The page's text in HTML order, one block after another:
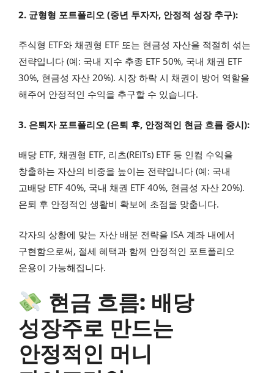
2. 균형형 포트폴리오 (중년 투자자, 안정적 성장 추구):
주식형 ETF와 채권형 ETF 또는 현금성 자산을 적절히 섞는
전략입니다 (예: 국내 지수 추종 ETF 50%, 국내 채권 ETF
30%, 현금성 자산 20%). 시장 하락 시 채권이 방어 역할을
해주어 안정적인 수익을 추구할 수 있습니다.
3. 은퇴자 포트폴리오 (은퇴 후, 안정적인 현금 흐름 중시):
배당 ETF, 채권형 ETF, 리츠(REITs) ETF 등 인컴 수익을
창출하는 자산의 비중을 높이는 전략입니다 (예: 국내
고배당 ETF 40%, 국내 채권 ETF 40%, 현금성 자산 20%).
은퇴 후 안정적인 생활비 확보에 초점을 맞춥니다.
각자의 상황에 맞는 자산 배분 전략을 ISA 계좌 내에서
구현함으로써, 절세 혜택과 함께 안정적인 포트폴리오
운용이 가능해집니다.
현금 흐름: 배당
성장주로 만드는
안정적인 머니